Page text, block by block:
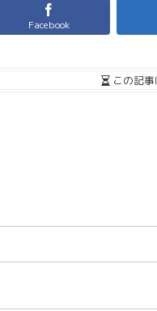
Facebook
この記事